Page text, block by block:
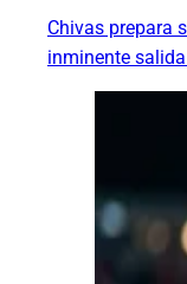
Chivas prepara
inminente